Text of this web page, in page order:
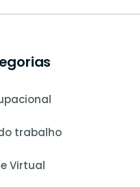
trabalho
Virtual